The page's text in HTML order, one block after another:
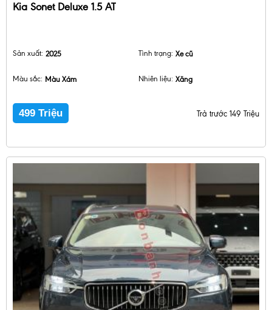
Kia Sonet Deluxe 1.5 AT
Sản xuất: 2025 Tình trạng: Xe cũ
Màu sắc: Màu Xám Nhiên liệu: Xăng
499 Triệu Trả trước 149 Triệu